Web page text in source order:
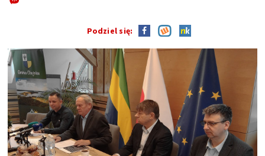
Podziel się: